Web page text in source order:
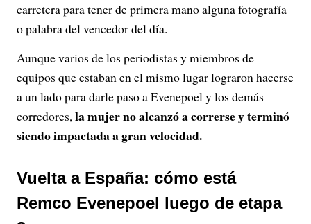
carretera para tener de primera mano alguna fotografía
o palabra del vencedor del día.
Aunque varios de los periodistas y miembros de
equipos que estaban en el mismo lugar lograron hacerse
a un lado para darle paso a Evenepoel y los demás
corredores,la mujer no alcanzó a correrse y terminó
siendo impactada a gran velocidad.
Vuelta a España: cómo está
Remco Evenepoel luego de etapa